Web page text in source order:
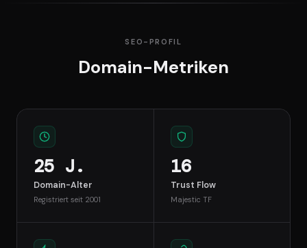
SEO-PROFIL
Domain-Metriken
25 J.
Domain-Alter
Registriert seit 2001
16
Trust Flow
Majestic TF